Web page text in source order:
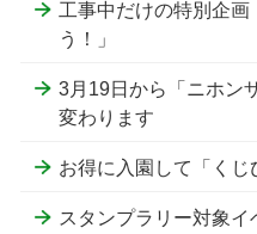
工事中だけの特別企画
う！」
3月19日から「ニホン
変わります
お得に入園して「くじ
スタンプラリー対象